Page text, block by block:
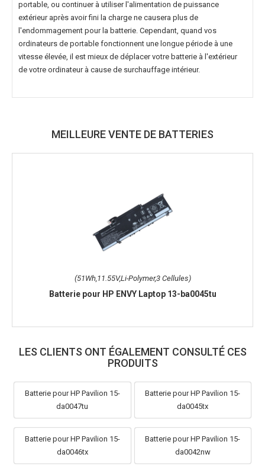
portable, ou continuer à utiliser l'alimentation de puissance
extérieur après avoir fini la charge ne causera plus de
l'endommagement pour la batterie. Cependant, quand vos
ordinateurs de portable fonctionnent une longue période à une
vitesse élevée, il est mieux de déplacer votre batterie à l'extérieur
de votre ordinateur à cause de surchauffage intérieur.
MEILLEURE VENTE DE BATTERIES
(51Wh,11.55V,Li-Polymer,3 Cellules)
Batterie pour HP ENVY Laptop 13-ba0045tu
LES CLIENTS ONT ÉGALEMENT CONSULTÉ CES
PRODUITS
Batterie pour HP Pavilion 15-
da0047tu
Batterie pour HP Pavilion 15-
da0045tx
Batterie pour HP Pavilion 15-
da0046tx
Batterie pour HP Pavilion 15-
da0042nw